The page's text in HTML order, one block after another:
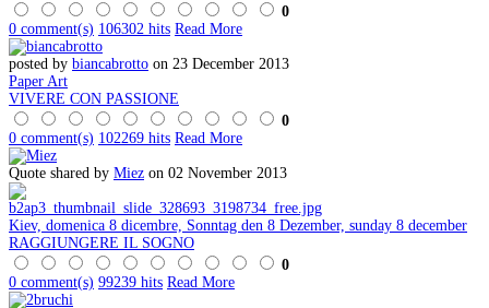
0
0 comment(s) 106302 hits Read More
posted by biancabrotto on 23 December 2013
Paper Art
VIVERE CON PASSIONE
0
0 comment(s) 102269 hits Read More
Quote shared by Miez on 02 November 2013
Kiev, domenica 8 dicembre, Sonntag den 8 Dezember, sunday 8 december
RAGGIUNGERE IL SOGNO
0
0 comment(s) 99239 hits Read More